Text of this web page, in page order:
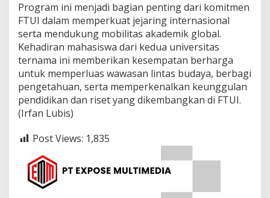
Program ini menjadi bagian penting dari komitmen
FTUI dalam memperkuat jejaring internasional
serta mendukung mobilitas akademik global.
Kehadiran mahasiswa dari kedua universitas
ternama ini memberikan kesempatan berharga
untuk memperluas wawasan lintas budaya, berbagi
pengetahuan, serta memperkenalkan keunggulan
pendidikan dan riset yang dikembangkan di FTUI.
(Irfan Lubis)
Post Views: 1,835